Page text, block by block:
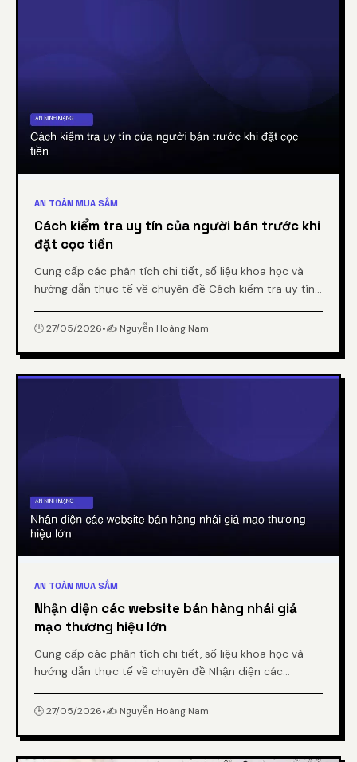
AN TOÀN MUA SẮM
Cách kiểm tra uy tín của người bán trước khi
đặt cọc tiền
Cung cấp các phân tích chi tiết, số liệu khoa học và
hướng dẫn thực tế về chuyên đề Cách kiểm tra uy tín
🕒 27/05/2026•✍️ Nguyễn Hoàng Nam
AN TOÀN MUA SẮM
Nhận diện các website bán hàng nhái giả
mạo thương hiệu lớn
Cung cấp các phân tích chi tiết, số liệu khoa học và
hướng dẫn thực tế về chuyên đề Nhận diện các
chuyên gia.
🕒 27/05/2026•✍️ Nguyễn Hoàng Nam